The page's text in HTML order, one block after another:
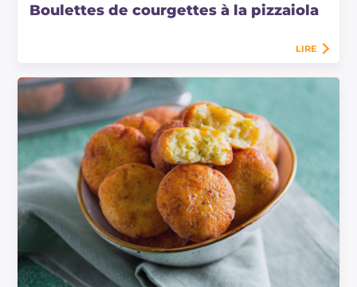
Boulettes de courgettes à la pizzaiola
LIRE